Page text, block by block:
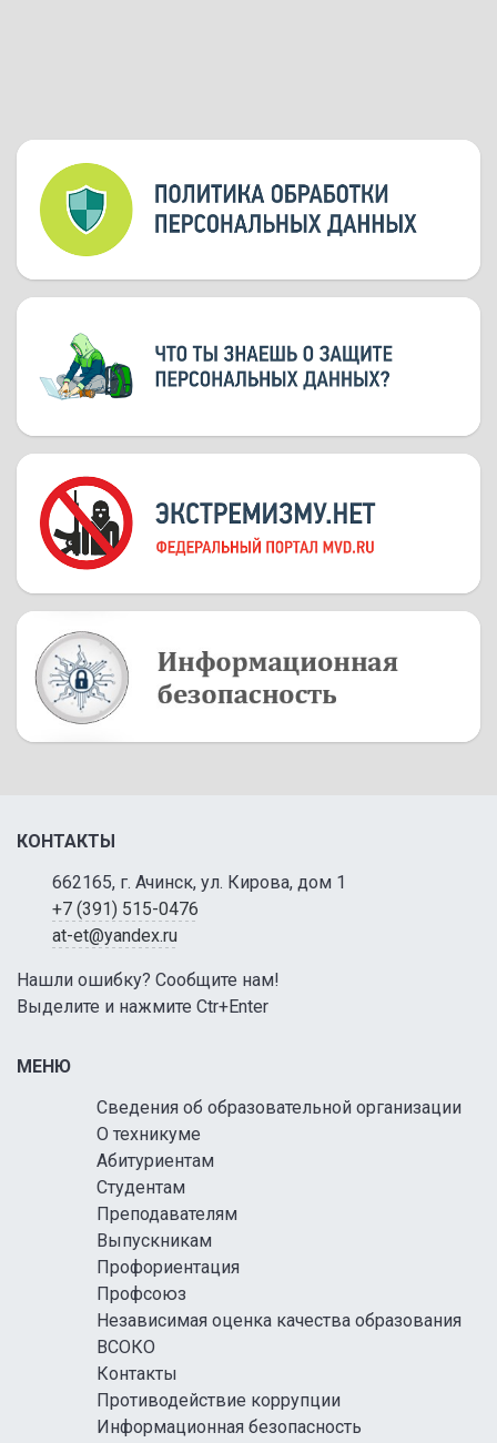
КОНТАКТЫ
662165, г. Ачинск, ул. Кирова, дом 1
+7 (391) 515-0476
at-et@yandex.ru
Нашли ошибку? Сообщите нам!
Выделите и нажмите Ctr+Enter
МЕНЮ
Сведения об образовательной организации
О техникуме
Абитуриентам
Студентам
Преподавателям
Выпускникам
Профориентация
Профсоюз
Независимая оценка качества образования
ВСОКО
Контакты
Противодействие коррупции
Информационная безопасность